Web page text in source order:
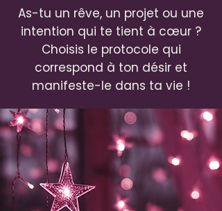
As-tu un rêve, un projet ou une
intention qui te tient à cœur ?
Choisis le protocole qui
correspond à ton désir et
manifeste-le dans ta vie !